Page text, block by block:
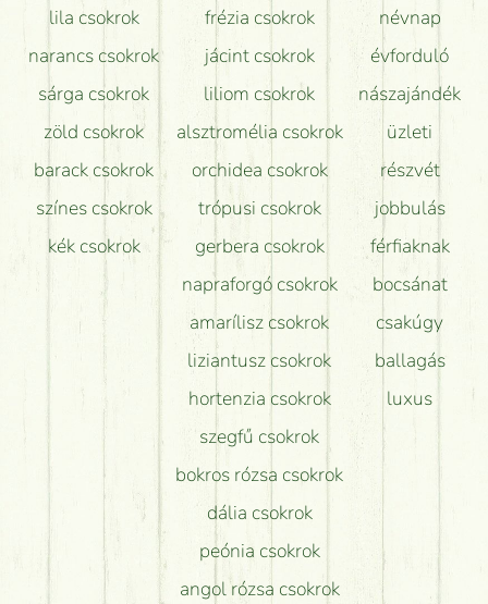
lila csokrok
narancs csokrok
sárga csokrok
zöld csokrok
barack csokrok
színes csokrok
kék csokrok
frézia csokrok
jácint csokrok
liliom csokrok
alsztromélia csokrok
orchidea csokrok
trópusi csokrok
gerbera csokrok
napraforgó csokrok
amarílisz csokrok
liziantusz csokrok
hortenzia csokrok
szegfű csokrok
bokros rózsa csokrok
dália csokrok
peónia csokrok
angol rózsa csokrok
névnap
évforduló
nászajándék
üzleti
részvét
jobbulás
férfiaknak
bocsánat
csakúgy
ballagás
luxus